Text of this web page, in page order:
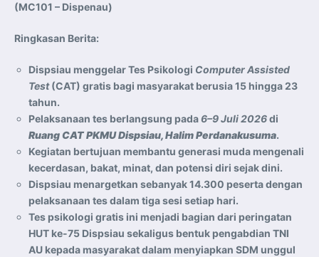
(MC101 – Dispenau)
Ringkasan Berita:
Dispsiau menggelar Tes Psikologi Computer Assisted
Test(CAT) gratis bagi masyarakat berusia 15 hingga 23
tahun.
Pelaksanaan tes berlangsung pada 6–9 Juli 2026di
Ruang CAT PKMU Dispsiau, Halim Perdanakusuma.
Kegiatan bertujuan membantu generasi muda mengenali
kecerdasan, bakat, minat, dan potensi diri sejak dini.
Dispsiau menargetkan sebanyak 14.300 peserta dengan
pelaksanaan tes dalam tiga sesi setiap hari.
Tes psikologi gratis ini menjadi bagian dari peringatan
HUT ke-75 Dispsiau sekaligus bentuk pengabdian TNI
AU kepada masyarakat dalam menyiapkan SDM unggul